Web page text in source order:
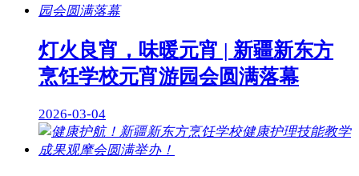
灯火良宵，味暖元宵 | 新疆新东方
烹饪学校元宵游园会圆满落幕
2026-03-04